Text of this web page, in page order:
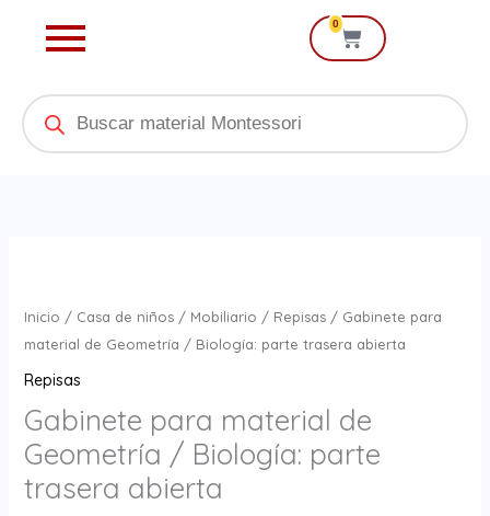
0
Cart
Products
search
Inicio / Casa de niños/ Mobiliario / Repisas/ Gabinete para
material de Geometría / Biología: parte trasera abierta
Repisas
Gabinete para material de
Geometría / Biología: parte
trasera abierta
material
de
Biología:
parte
trasera
abierta